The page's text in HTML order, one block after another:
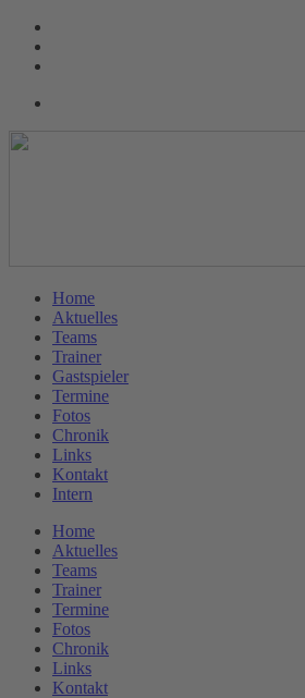
Home
Aktuelles
Teams
Trainer
Gastspieler
Termine
Fotos
Chronik
Links
Kontakt
Intern
Home
Aktuelles
Teams
Trainer
Termine
Fotos
Chronik
Links
Kontakt